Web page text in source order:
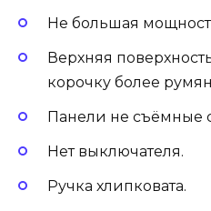
Не большая
Верхняя
корочку более
Панели не съёмные
Нет выключателя.
Ручка хлипковата.